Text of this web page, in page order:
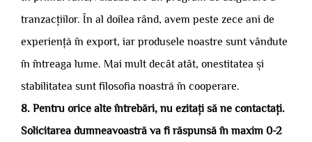
tranzacțiilor. În al doilea rând, avem peste zece ani de
experiență în export, iar produsele noastre sunt vândute
în întreaga lume. Mai mult decât atât, onestitatea și
stabilitatea sunt filosofia noastră în cooperare.
8. Pentru orice alte întrebări, nu ezitați să ne contactați.
Solicitarea dumneavoastră va fi răspunsă în maxim 0-2